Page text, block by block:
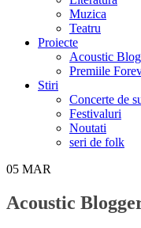
Muzica
Teatru
Proiecte
Acoustic
Premiile
Stiri
Concerte de
Festivaluri
Noutati
seri de folk
05 MAR
Acoustic